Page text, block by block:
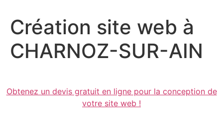
Création site web à
CHARNOZ-SUR-AIN
Obtenez un devis gratuit en ligne pour la conception de
votre site web !